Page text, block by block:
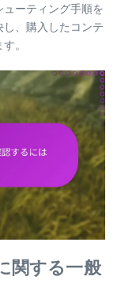
ーティング手順を
、購入したコンテ
。
関する一般